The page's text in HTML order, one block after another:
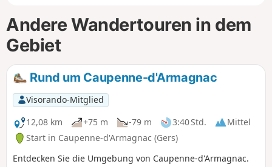
Andere Wandertouren in dem
Gebiet
Rund um Caupenne-d'Armagnac
Visorando-Mitglied
12,08 km
+75 m -79 m 3:40 Std.
Mittel
Start in Caupenne-d'Armagnac (Gers)
Entdecken Sie die Umgebung von Caupenne-d'Armagnac.